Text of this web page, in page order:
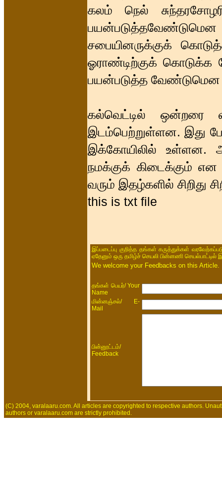
கலம் நெல்
பயன்படுத்தவேண்டுமென
சபையினருக்குக்
ஓராண்டிற்குக்
பயன்படுத்த வேண்டுமென
கல்வெட்டில் ஒன்றரை
இடம்பெற்றுள்ளன. இது
இக்கோயிலில் உள்ளன.
நமக்குக் கிடைக்கும் என
வரும் இதழ்களில் சிறிது
this is txt file
இப்படைப்பு குறித்த தங்கள் கருத்துக்கள்
ஏதேனும் ஒரு தமிழ்ச் செயலி பின்னணி செயல்பாட்டில்
We welcome your Feedbacks on this
தங்கள் பெயர்/ Your
Name
மின்னஞ்சல்/ E-
Mail
பின்னூட்டம்/
Feedback
(C) 2004, varalaaru.com. All articles are copyrighted to respective authors.
authors or varalaaru.com are strictly prohibited.